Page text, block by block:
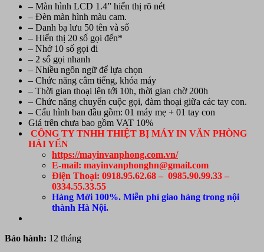
– Màn hình LCD 1.4” hiển thị rõ nét
– Đèn màn hình màu cam.
– Danh bạ lưu 50 tên và số
– Hiển thị 20 số gọi đến*
– Nhớ 10 số gọi đi
– 2 số gọi nhanh
– Nhiều ngôn ngữ để lựa chọn
– Chức năng câm tiếng, khóa máy
– Thời gian thoại lên tới 10h, thời gian chờ 200h
– Chức năng chuyển cuộc gọi, đàm thoại giữa các tay con.
– Cấu hình ban đầu gồm: 01 máy mẹ + 01 tay con
Giá trên chưa bao gồm VAT 10%
CÔNG TY TNHH THIỆT BỊ MÁY IN VĂN PHÒNG
HẢI YẾN
https://mayinvanphong.com.vn/
E-mail: mayinvanphonghn@gmail.com
Điện Thoại: 0918.95.62.68 – 0985.90.99.33 –
0334.55.33.55
Hàng Mới 100%. Miễn phí giao hàng trong nội
thành Hà Nội.
Bảo hành: 12 tháng